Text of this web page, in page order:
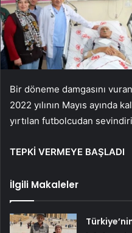
Bir döneme damgasını
2022 yılının Mayıs ayında
yırtılan futbolcudan
TEPKİ VERMEYE BAŞLADI
İlgili Makaleler